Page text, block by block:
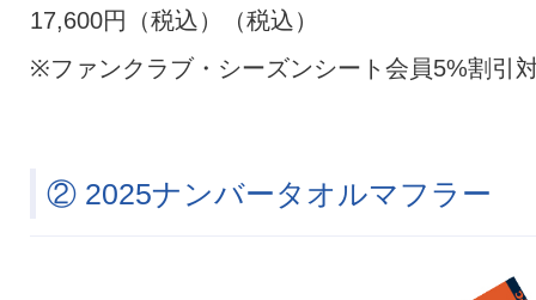
17,600円（税込）（税込）
※ファンクラブ・シーズンシート会員5%割引
② 2025ナンバータオルマフラー